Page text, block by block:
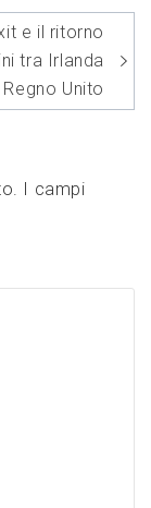
e il ritorno
tra Irlanda
Regno Unito
I campi